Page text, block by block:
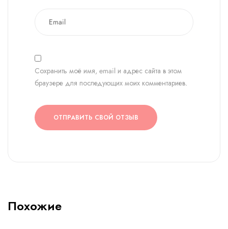
Сохранить моё имя, email и адрес сайта в этом
браузере для последующих моих комментариев.
ОТПРАВИТЬ СВОЙ ОТЗЫВ
Похожие